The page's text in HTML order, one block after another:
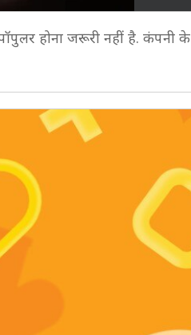
होना जरूरी नहीं है. कंपनी के